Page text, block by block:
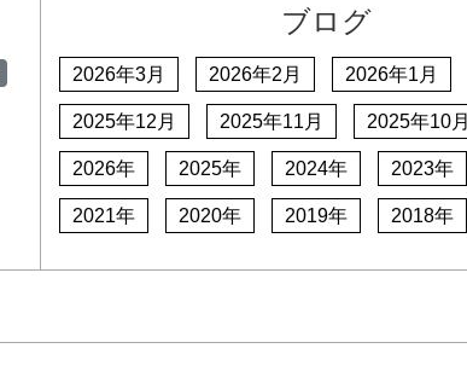
ブログ
2026年3月 2026年2月 2026年1月
2025年12月 2025年11月 2025年10月
2026年 2025年 2024年 2023年
2021年 2020年 2019年 2018年